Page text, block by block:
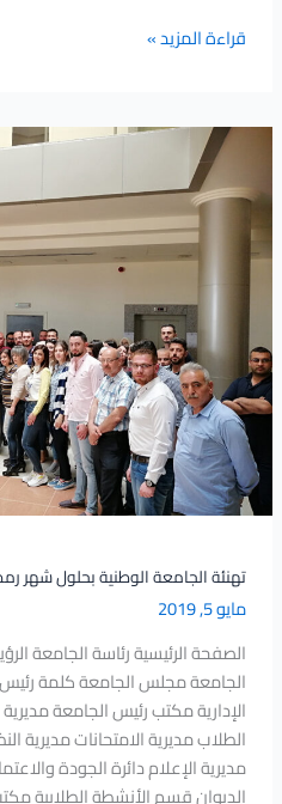
قراءة المزيد »
تهنئة الجامعة الوطنية بحلول شهر
مايو 5, 2019
الصفحة الرئيسية رئاسة الجامعة
الجامعة مجلس الجامعة كلمة رئيس
الإدارية مكتب رئيس الجامعة
الطلاب مديرية الامتحانات مديرية
مديرية الإعلام دائرة الجودة
الديوان قسم الأنشطة الطلابية
تهنئة
الجامعة
الوطنية
رمضان